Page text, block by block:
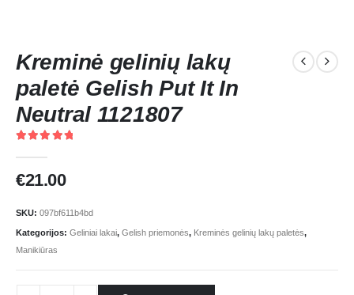
Kreminė gelinių lakų
paletė Gelish Put It In
Neutral 1121807
€21.00
SKU: 097bf611b4bd
Kategorijos: Geliniai lakai, Gelish priemonės, Kreminės gelinių lakų paletės,
Manikiūras